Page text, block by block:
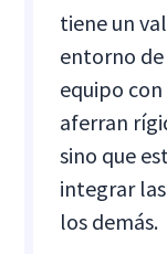
tiene un
entorno
equipo
aferran
sino que
integrar
los demás.